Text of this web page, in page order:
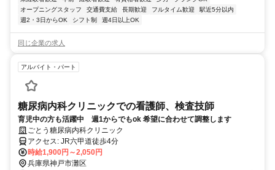
オープニングスタッフ
交通費支給 長期歓迎 フルタイム歓迎
駅近5分以内
週2・3日からOK
シフト制 週4日以上OK
同じ企業の求人
アルバイト・パート
糖尿病内科クリニックでの看護師、検査技師
育児中の方も活躍中 週1からでもok 希望に合わせて調整します
ごとう糖尿病内科クリニック
アクセス: JR六甲道徒歩4分
時給1,900円～2,050円
兵庫県神戸市灘区